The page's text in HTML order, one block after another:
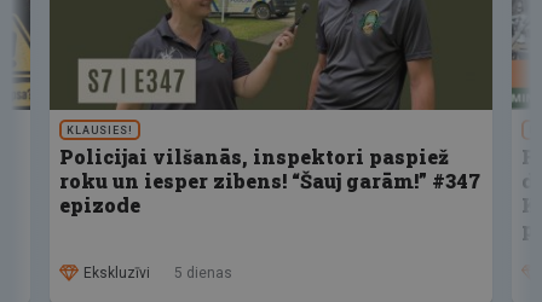
KLAUSIES!
Policijai vilšanās, inspektori paspiež
roku un iesper zibens! “Šauj garām!” #347
epizode
Ekskluzīvi 5 dienas